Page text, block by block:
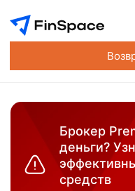
Брокер
деньги?
средств